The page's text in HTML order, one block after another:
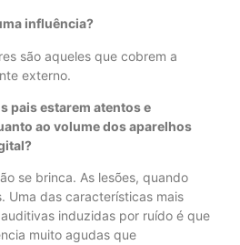
influência?
são aqueles que cobrem a
externo.
pais estarem atentos e
ao volume dos aparelhos
se brinca. As lesões, quando
Uma das características mais
induzidas por ruído é que
muito agudas que